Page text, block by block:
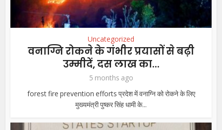
Uncategorized
वनाग्नि रोकने के गंभीर प्रयासों से बढ़ी
उम्मीदें, दस लाख का...
5 months ago
forest fire prevention efforts प्रदेश में वनाग्नि को रोकने के लिए
मुख्यमंत्री पुष्कर सिंह धामी के...